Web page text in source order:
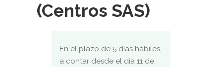
(Centros SAS)
En el plazo de 5 días hábiles,
a contar desde el día 11 de